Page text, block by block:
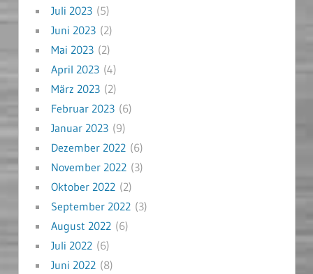
Juli 2023(5)
Juni 2023(2)
Mai 2023(2)
April 2023(4)
März 2023(2)
Februar 2023(6)
Januar 2023(9)
Dezember 2022(6)
November 2022(3)
Oktober 2022(2)
September 2022(3)
August 2022(6)
Juli 2022(6)
Juni 2022(8)